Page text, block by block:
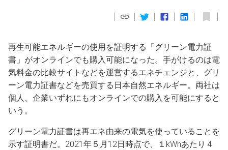
再生可能エネルギーの使用を証明する「グリーン電力証
書」がオンラインでも購入可能になった。手がけるのは電
気料金の比較サイトなどを運営するエネチェンジと、グリ
ーン電力証書などを売買する日本自然エネルギー。両社は
個人、企業いずれにもオンラインでの購入を可能にすると
いう。
グリーン電力証書は再エネ由来の電気を使っていることを
示す証明書だ。2021年５月12日時点で、１kWhあたり４